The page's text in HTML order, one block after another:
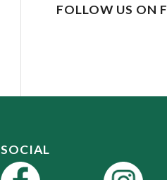
FOLLOW US ON
SOCIAL